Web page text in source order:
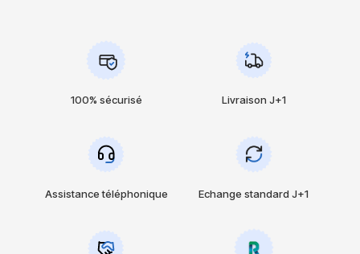
100% sécurisé Livraison J+1
Assistance téléphonique Echange standard J+1